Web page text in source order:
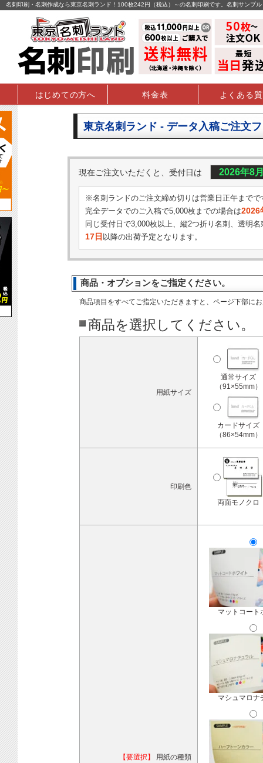
名刺印刷・名刺作成なら東京名刺ランド！100枚242円（税込）～の名刺印刷です。名刺サンプ
はじめての方へ 料金表 よくある
東京名刺ランド - データ入稿ご注文
現在ご注文いただくと、受付日は 2026年8
※名刺ランドのご注文締め切りは営業日正午までで
完全データでのご入稿で5,000枚までの場合は2026
同じ受付日で3,000枚以上、縦2つ折り名刺、透明名
17日 以降の出荷予定となります。
商品・オプションをご指定ください。
商品項目をすべてご指定いただきますと、ページ下部に
商品を選択してください。
用紙サイズ
通常サイズ
（91×55mm）
カードサイズ
（86×54mm）
印刷色
両面モノクロ
【要選択】 用紙の種類
マットコート
マシュマロナ